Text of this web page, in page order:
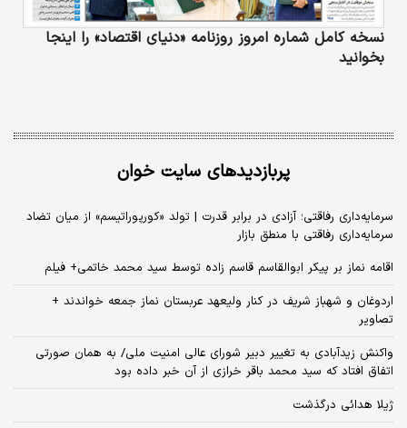
نسخه کامل شماره امروز روزنامه «دنیای‌ اقتصاد» را اینجا
بخوانید
پربازدیدهای سایت خوان
سرمایه‌داری رفاقتی؛ آزادی در برابر قدرت | تولد «کورپوراتیسم» از میان تضاد
سرمایه‌داری رفاقتی با منطق بازار
اقامه نماز بر پیکر ابوالقاسم قاسم زاده توسط سید محمد خاتمی+ فیلم
اردوغان و شهباز شریف در کنار ولیعهد عربستان نماز جمعه خواندند +
تصاویر
واکنش زیدآبادی به تغییر دبیر شورای عالی امنیت ملی/ به همان صورتی
اتفاق افتاد که سید محمد باقر خرازی از آن خبر داده بود
ژیلا هدائی درگذشت